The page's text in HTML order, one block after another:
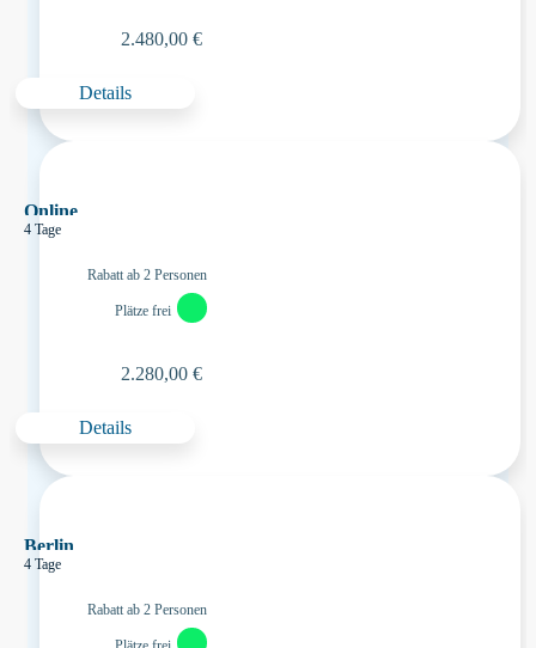
2.480,00 €
Details
Online
4 Tage
Rabatt ab 2 Personen
Plätze frei
2.280,00 €
Details
Berlin
4 Tage
Rabatt ab 2 Personen